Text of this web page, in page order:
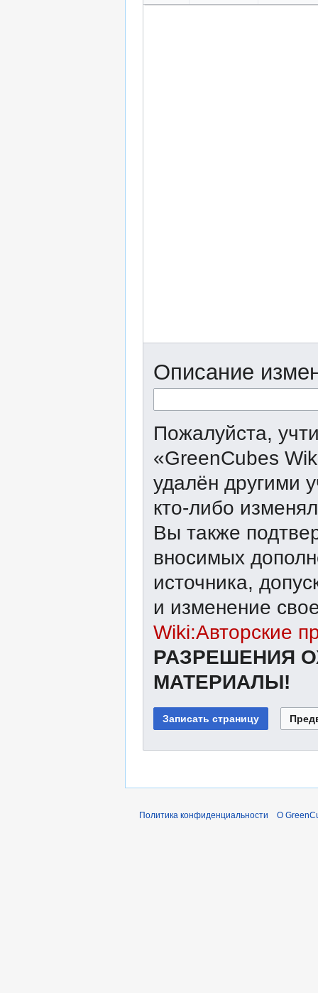
Описание
Пожалуйста,
«GreenCubes
удалён другими
кто-либо
Вы также
вносимых
источника,
и изменение
Wiki:Авторские
РАЗРЕШЕНИЯ
МАТЕРИАЛЫ!
Политика конфиденциальности О